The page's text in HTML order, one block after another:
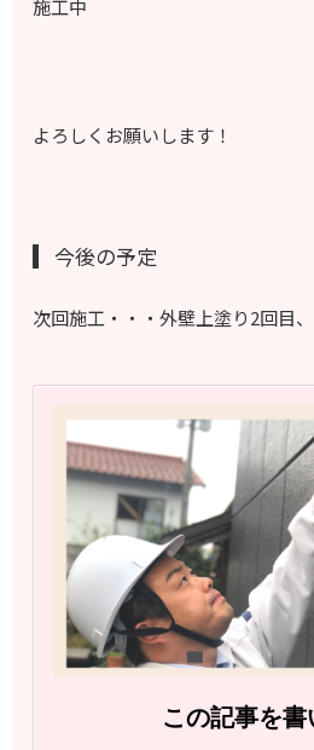
施工中
よろしくお願いします！
今後の予定
次回施工・・・外壁上塗り2回目
この記事を書